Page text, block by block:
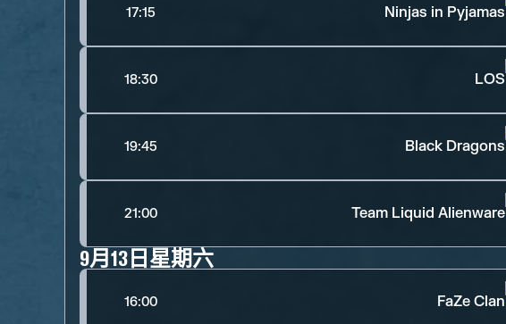
17:15 Ninjas in Pyjamas
18:30 LOS
19:45 Black Dragons
21:00 Team Liquid Alienware
9月13日星期六
16:00 FaZe Clan